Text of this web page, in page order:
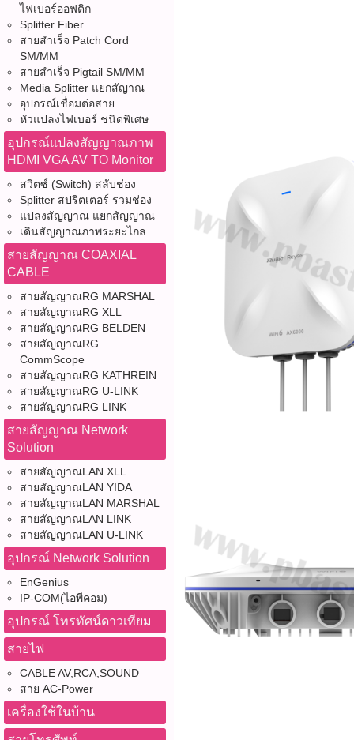
ไฟเบอร์ออฟติก
Splitter Fiber
สายสำเร็จ Patch Cord
SM/MM
สายสำเร็จ Pigtail SM/MM
Media Splitter แยกสัญาณ
อุปกรณ์เชื่อมต่อสาย
หัวแปลงไฟเบอร์ ชนิดพิเศษ
อุปกรณ์แปลงสัญญาณภาพ
HDMI VGA AV TO Monitor
สวิตซ์ (Switch) สลับช่อง
Splitter สปริตเตอร์ รวมช่อง
แปลงสัญญาณ แยกสัญญาณ
เดินสัญญาณภาพระยะไกล
สายสัญญาณ COAXIAL
CABLE
สายสัญญาณRG MARSHAL
สายสัญญาณRG XLL
สายสัญญาณRG BELDEN
สายสัญญาณRG
CommScope
สายสัญญาณRG KATHREIN
สายสัญญาณRG U-LINK
สายสัญญาณRG LINK
สายสัญญาณ Network
Solution
สายสัญญาณLAN XLL
สายสัญญาณLAN YIDA
สายสัญญาณLAN MARSHAL
สายสัญญาณLAN LINK
สายสัญญาณLAN U-LINK
อุปกรณ์ Network Solution
EnGenius
IP-COM(ไอพีคอม)
อุปกรณ์ โทรทัศน์ดาวเทียม
สายไฟ
CABLE AV,RCA,SOUND
สาย AC-Power
เครื่องใช้ในบ้าน